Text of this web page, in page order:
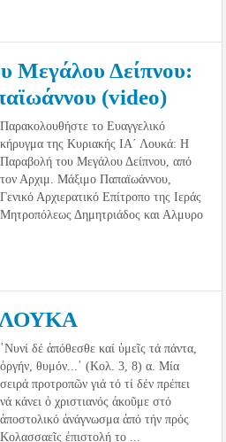
Μεγάλου Δείπνου:
(video)
Παρακολουθήστε το Ευαγγελικό
κήρυγμα της Κυριακής ΙΑ΄ Λουκά: Η
Παραβολή του Μεγάλου Δείπνου, από
τον Αρχιμ. Μάξιμο Παπαϊωάννου,
Γενικό Αρχιερατικό Επίτροπο της Ιεράς
Μητροπόλεως Δημητριάδος και Αλμυρο
ΛΟΥΚΑ
῾Νυνί δέ ἀπόθεσθε καί ὑμεῖς τά πάντα,
ὀργήν, θυμόν...᾽ (Κολ. 3, 8) α. Μία
σειρά προτροπῶν γιά τό τί δέν πρέπει
νά κάνει ὁ χριστιανός ἀκοῦμε στό
ἀποστολικό ἀνάγνωσμα ἀπό τήν πρός
Κολασσαεῖς ἐπιστολή το ...